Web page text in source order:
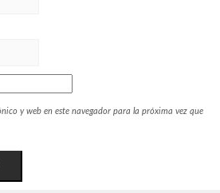
y web en este navegador para la próxima vez que